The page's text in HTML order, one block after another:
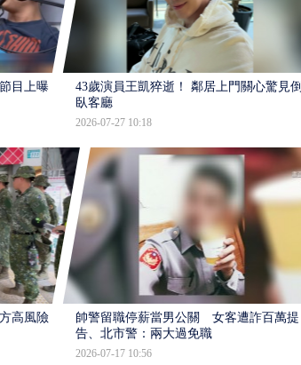
目上曝：
43歲演員王凱猝逝！ 鄰居上門關心驚見倒
臥客廳
2026-07-27 10:18
高風險」
帥警留職停薪當男公關 女客遭詐百萬提
告、北市警：兩大過免職
2026-07-17 10:56